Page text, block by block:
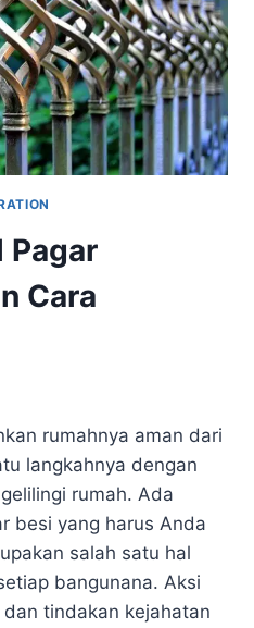
Pagar
Cara
rumahnya aman dari
langkahnya dengan
rumah. Ada
besi yang harus Anda
salah satu hal
bangunana. Aksi
tindakan kejahatan